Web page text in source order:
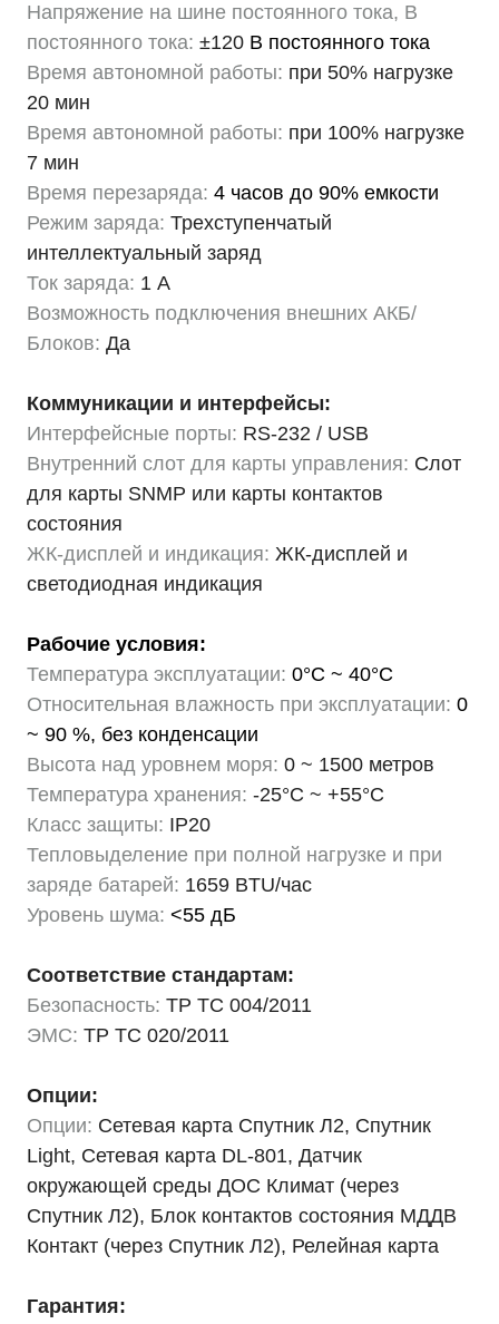
Напряжение на шине постоянного тока, В
постоянного тока: ±120 В постоянного тока
Время автономной работы: при 50% нагрузке
20 мин
Время автономной работы: при 100% нагрузке
7 мин
Время перезаряда: 4 часов до 90% емкости
Режим заряда: Трехступенчатый
интеллектуальный заряд
Ток заряда: 1 А
Возможность подключения внешних АКБ/
Блоков: Да
Коммуникации и интерфейсы:
Интерфейсные порты: RS-232 / USB
Внутренний слот для карты управления: Слот
для карты SNMP или карты контактов
состояния
ЖК-дисплей и индикация: ЖК-дисплей и
светодиодная индикация
Рабочие условия:
Температура эксплуатации: 0°C ~ 40°C
Относительная влажность при эксплуатации: 0
~ 90 %, без конденсации
Высота над уровнем моря: 0 ~ 1500 метров
Температура хранения: -25°C ~ +55°C
Класс защиты: IP20
Тепловыделение при полной нагрузке и при
заряде батарей: 1659 BTU/час
Уровень шума: <55 дБ
Соответствие стандартам:
Безопасность: ТР ТС 004/2011
ЭМС: ТР ТС 020/2011
Опции:
Опции: Сетевая карта Спутник Л2, Спутник
Light, Сетевая карта DL-801, Датчик
окружающей среды ДОС Климат (через
Спутник Л2), Блок контактов состояния МДДВ
Контакт (через Спутник Л2), Релейная карта
Гарантия: